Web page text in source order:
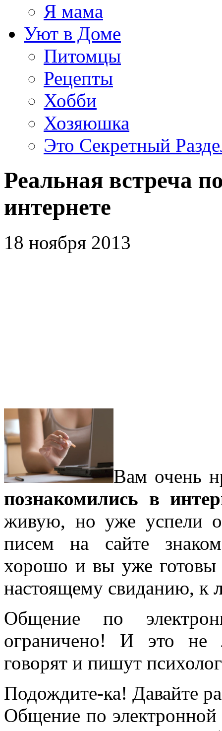
Я мама
Уют в Доме
Питомцы
Рецепты
Хобби
Хозяюшка
Это Секретный
Реальная встреча
интернете
18 ноября 2013
Вам очень
познакомились в
живую, но уже успели
писем на сайте
хорошо и вы уже готовы
настоящему свиданию, к
Общение по
ограничено! И это не
говорят и пишут
Подождите-ка! Давайте
Общение по